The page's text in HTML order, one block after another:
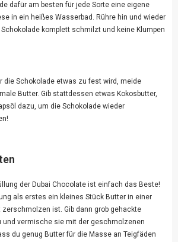
dafür am besten für jede Sorte eine eigene
in ein heißes Wasserbad. Rühre hin und wieder
komplett schmilzt und keine Klumpen
die Schokolade etwas zu fest wird, meide
Butter. Gib stattdessen etwas Kokosbutter,
dazu, um die Schokolade wieder
der Dubai Chocolate ist einfach das Beste!
als erstes ein kleines Stück Butter in einer
zerschmolzen ist. Gib dann grob gehackte
und vermische sie mit der geschmolzenen
du genug Butter für die Masse an Teigfäden